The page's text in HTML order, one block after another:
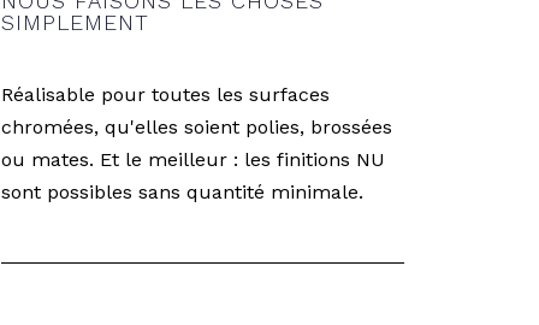
SIMPLEMENT
Réalisable pour toutes les surfaces
chromées, qu'elles soient polies, brossées
ou mates. Et le meilleur : les finitions NU
sont possibles sans quantité minimale.